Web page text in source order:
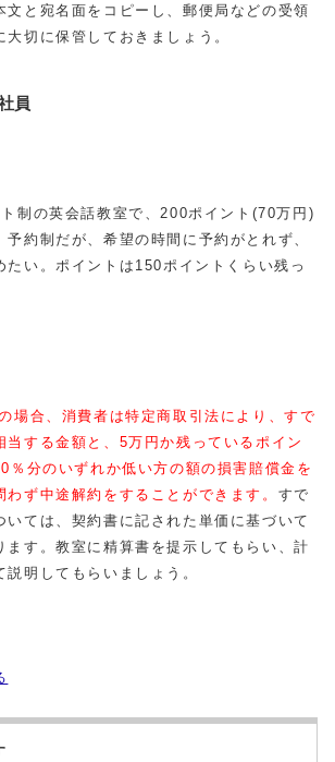
文と宛名面をコピーし、郵便局などの受領
切に保管しておきましょう。
員
制の英会話教室で、200ポイント(70万円)
約制だが、希望の時間に予約がとれず、
たい。ポイントは150ポイントくらい残っ
場合、消費者は特定商取引法により、すで
当する金額と、5万円か残っているポイン
％分のいずれか低い方の額の損害賠償金を
ず中途解約をすることができます。 すで
いては、契約書に記された単価に基づいて
ます。教室に精算書を提示してもらい、計
明してもらいましょう。